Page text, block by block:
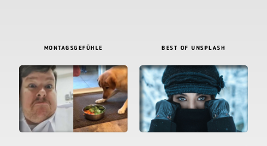
MONTAGSGEFÜHLE BEST OF UNSPLASH